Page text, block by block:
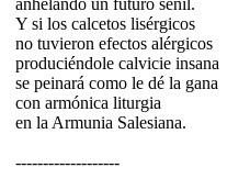
Y si los calcetos lisérgicos
no tuvieron efectos alérgicos
produciéndole calvicie insana
se peinará como le dé la gana
con armónica liturgia
en la Armunia Salesiana.
-------------------